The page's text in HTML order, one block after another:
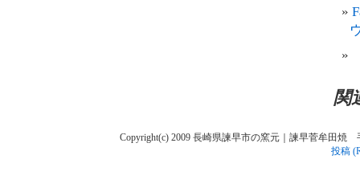
関
Copyright(c) 2009 長崎県諫早市の窯元｜諫早菅牟田焼
投稿